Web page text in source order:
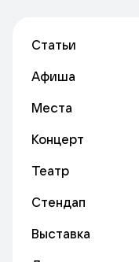
Статьи
Афиша
Места
Концерт
Театр
Стендап
Выставка